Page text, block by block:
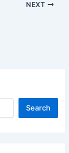
NEXT
Search